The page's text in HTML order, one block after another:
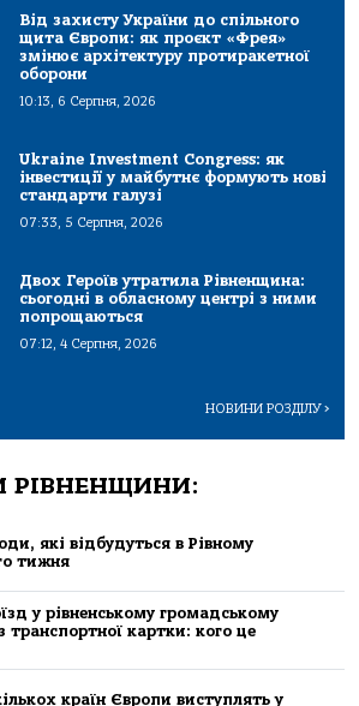
Від захисту України до спільного
щита Європи: як проєкт «Фрея»
змінює архітектуру протиракетної
оборони
10:13, 6 Серпня, 2026
Ukraine Investment Congress: як
інвестиції у майбутнє формують нові
стандарти галузі
07:33, 5 Серпня, 2026
Двох Героїв утратила Рівненщина:
сьогодні в обласному центрі з ними
попрощаються
07:12, 4 Серпня, 2026
НОВИНИ РОЗДІЛУ>
РІВНЕНЩИНИ:
які відбудуться в Рівному
тижня
у рівненському громадському
транспортної картки: кого це
країн Європи виступлять у